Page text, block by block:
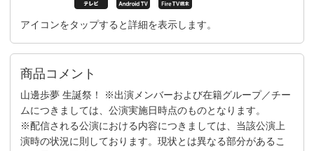
アイコンをタップすると詳細を表示します。
商品コメント
山邊歩夢 生誕祭！ ※出演メンバーおよび在籍グループ／チー
ムにつきましては、公演実施日時点のものとなります。
※配信される公演における内容につきましては、当該公演上
演時の状況に則しております。現状とは異なる部分があるこ